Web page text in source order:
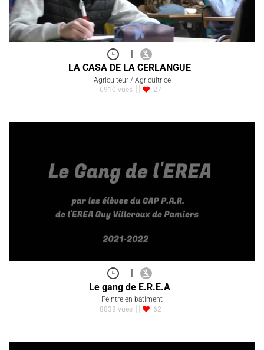
LA CASA DE LA CERLANGUE
Agriculteur / Agricultrice
6910 vues
27
|
Le gang de E.R.E.A
Peintre en bâtiment
8838 vues
62